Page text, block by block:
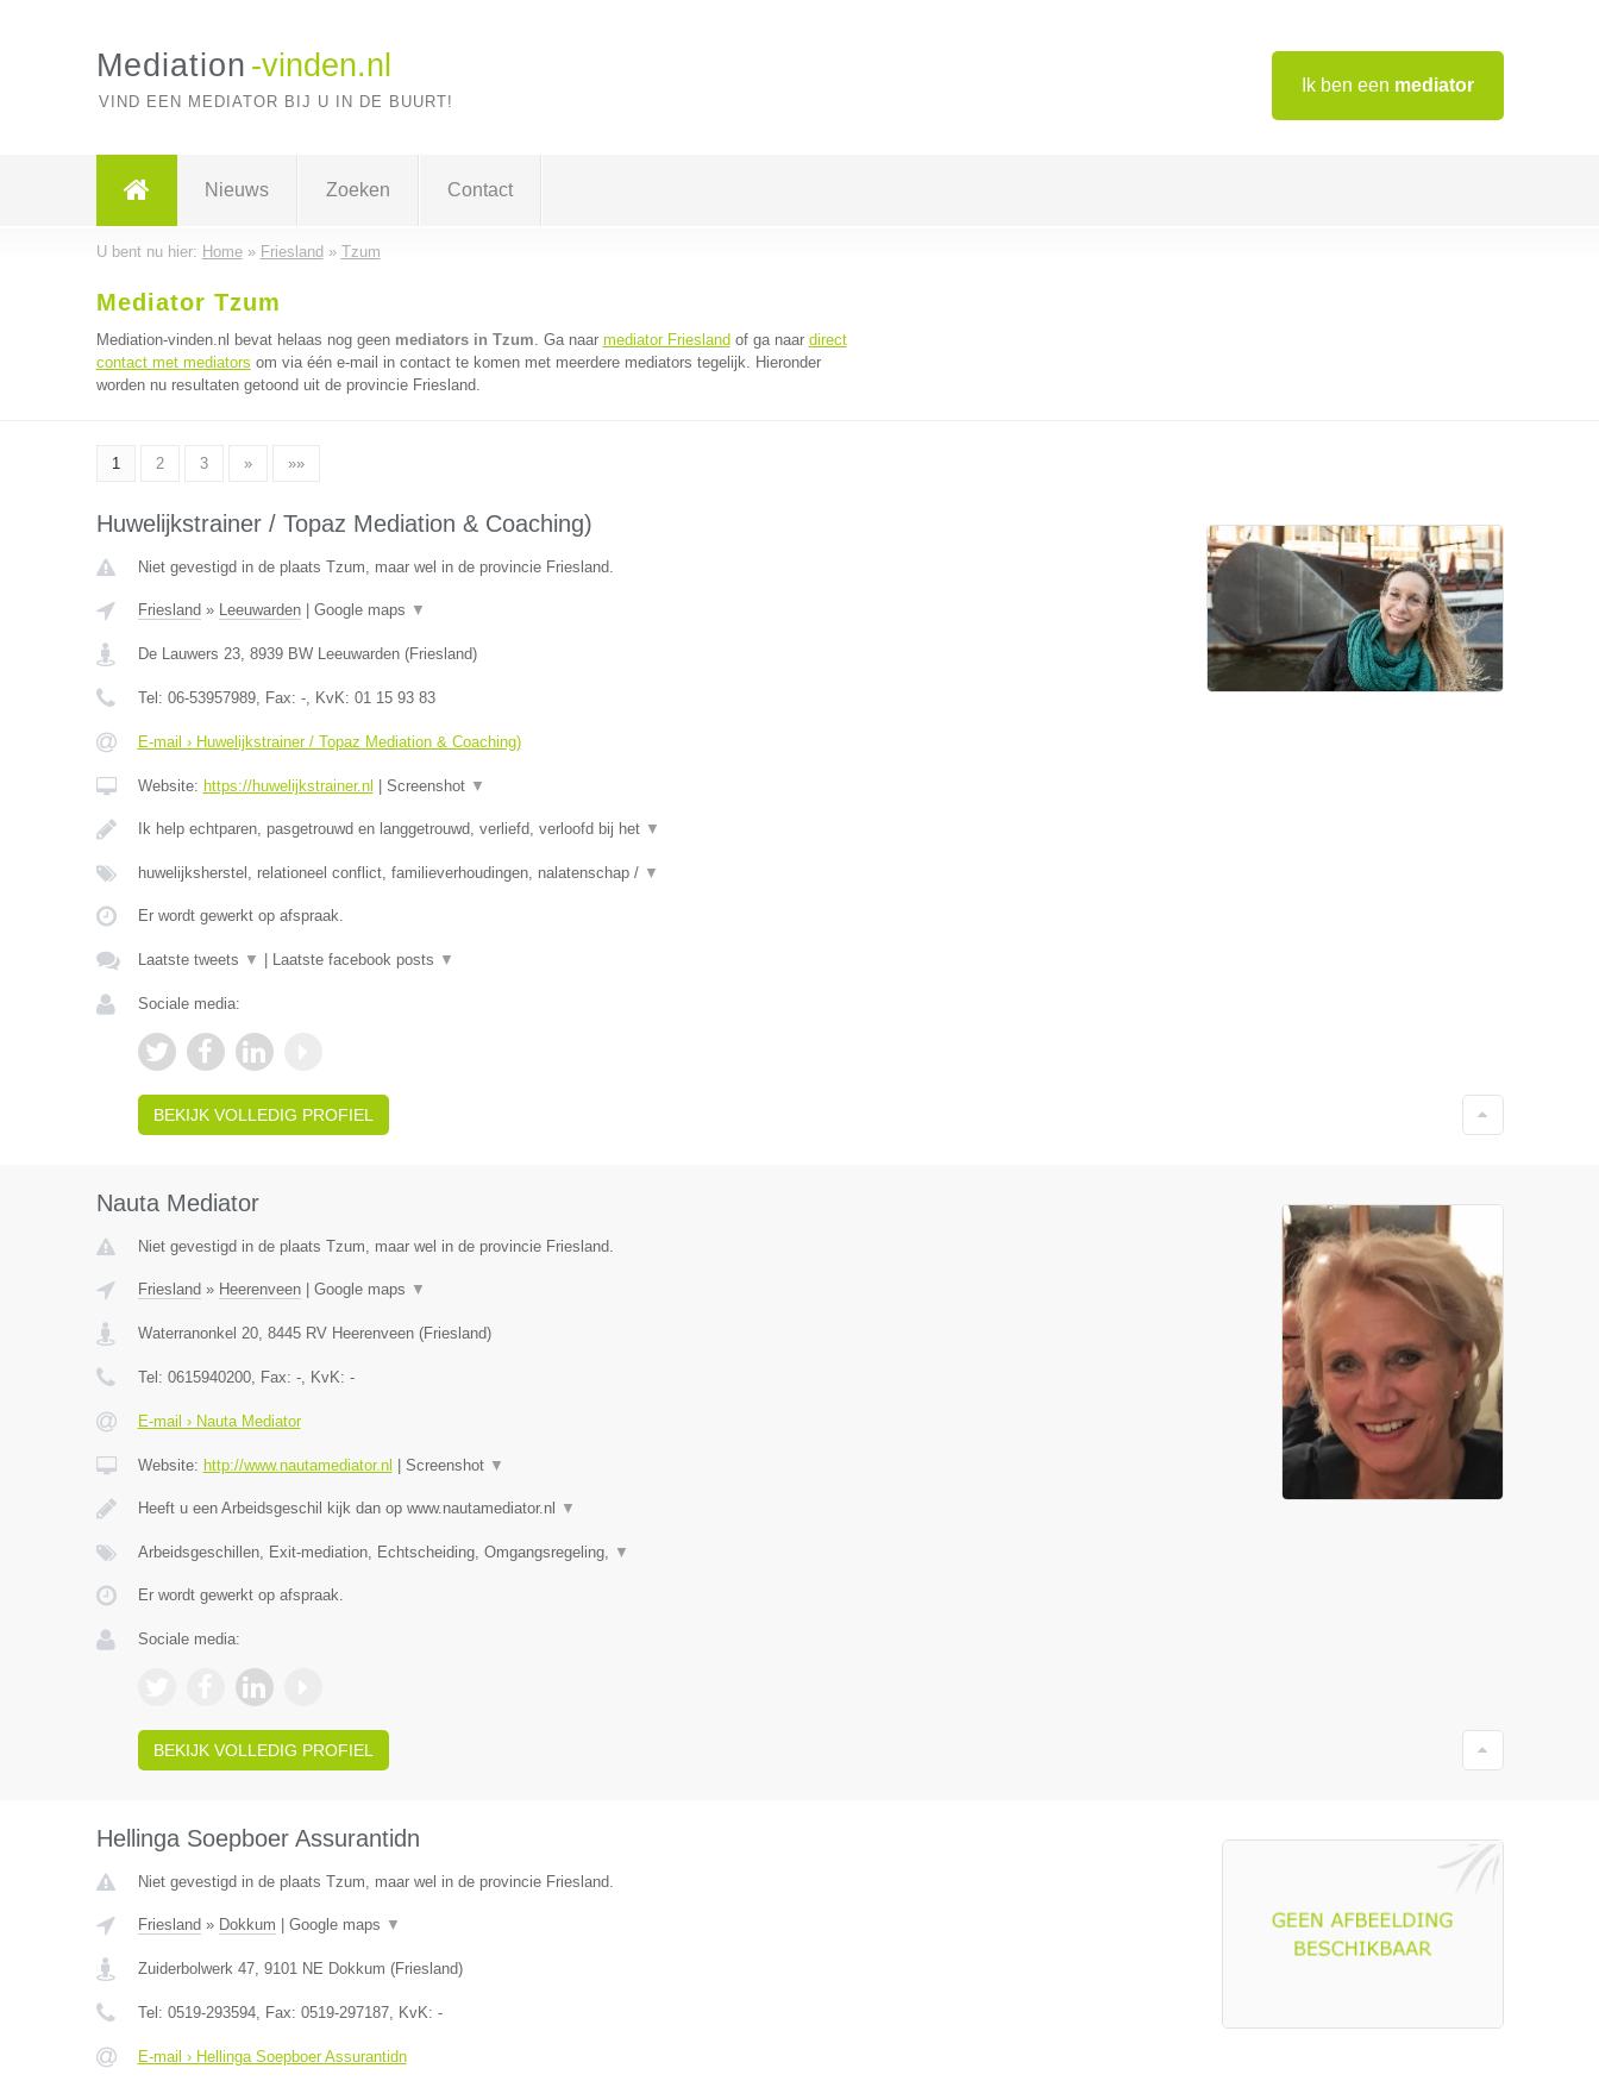
Ik ben een mediator
Mediation -vinden.nl
VIND EEN MEDIATOR BIJ U IN DE BUURT!
Nieuws Zoeken Contact
U bent nu hier: Home» Friesland » Tzum
Mediator Tzum
Mediation-vinden.nl bevat helaas nog geen mediators in Tzum. Ga naar mediator Friesland of ga naar direct
contact met mediators om via één e-mail in contact te komen met meerdere mediators tegelijk. Hieronder
worden nu resultaten getoond uit de provincie Friesland.
1 2 3 » »»
Huwelijkstrainer / Topaz Mediation & Coaching)
Niet gevestigd in de plaats Tzum, maar wel in de provincie Friesland.
Friesland » Leeuwarden| Google maps ▼
De Lauwers 23, 8939 BW Leeuwarden(Friesland)
Tel: 06-53957989, Fax: -, KvK: 01 15 93 83
E-mail › Huwelijkstrainer / Topaz Mediation & Coaching)
Website: https://huwelijkstrainer.nl Screenshot ▼
Ik help echtparen, pasgetrouwd en langgetrouwd, verliefd, verloofd bij het ▼
huwelijksherstel, relationeel conflict, familieverhoudingen, nalatenschap / ▼
Er wordt gewerkt op afspraak.
Laatste tweets ▼ Laatste facebook posts ▼
Sociale media:
BEKIJK VOLLEDIG PROFIEL
Nauta Mediator
Niet gevestigd in de plaats Tzum, maar wel in de provincie Friesland.
Friesland » Heerenveen| Google maps ▼
Waterranonkel 20, 8445 RV Heerenveen(Friesland)
Tel: 0615940200, Fax: -, KvK: -
E-mail › Nauta Mediator
Website: http://www.nautamediator.nl Screenshot ▼
Heeft u een Arbeidsgeschil kijk dan op www.nautamediator.nl ▼
Arbeidsgeschillen, Exit-mediation, Echtscheiding, Omgangsregeling, ▼
Er wordt gewerkt op afspraak.
Sociale media:
BEKIJK VOLLEDIG PROFIEL
Hellinga Soepboer Assurantidn
Niet gevestigd in de plaats Tzum, maar wel in de provincie Friesland.
Friesland » Dokkum Google maps ▼
Zuiderbolwerk 47, 9101 NE Dokkum (Friesland)
Tel: 0519-293594, Fax: 0519-297187, KvK: -
E-mail › Hellinga Soepboer Assurantidn